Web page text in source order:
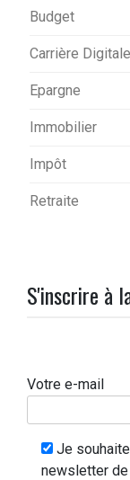
Budget
Carrière
Epargne
Immobilier
Impôt
Retraite
S'inscrire à
Votre e-mail
Je
newsletter de